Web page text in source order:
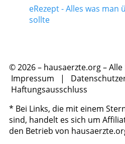
eRezept - Alles was man
sollte
© 2026 – hausaerzte.org –
Impressum |
Haftungsausschluss
* Bei Links, die mit einem
sind, handelt es sich um
den Betrieb von